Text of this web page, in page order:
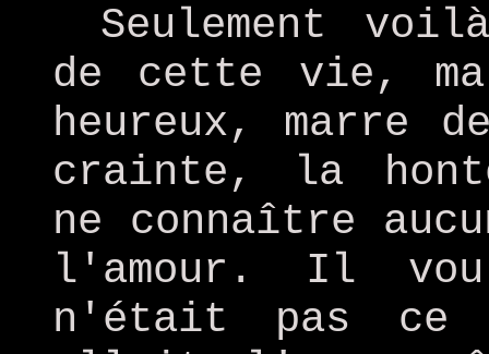
Seulement
de cette vie,
heureux, marre
crainte, la
ne connaître
l'amour. Il
n'était pas ce